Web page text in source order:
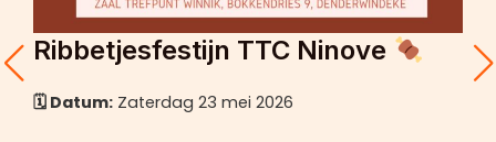
Ribbetjesfestijn TTC Ninove
🗓 Datum: Zaterdag 23 mei 2026